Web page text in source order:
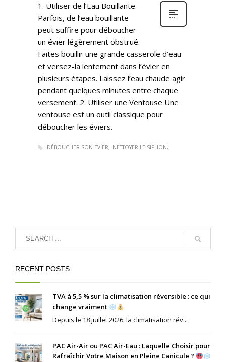
1. Utiliser de l’Eau Bouillante
Parfois, de l’eau bouillante
peut suffire pour déboucher
un évier légèrement obstrué.
Faites bouillir une grande casserole d’eau
et versez-la lentement dans l’évier en
plusieurs étapes. Laissez l’eau chaude agir
pendant quelques minutes entre chaque
versement. 2. Utiliser une Ventouse Une
ventouse est un outil classique pour
déboucher les éviers.
DÉBOUCHER SON ÉVIER NETTOYER LE SIPHON
RECENT POSTS
TVA à 5,5 % sur la climatisation réversible : ce qui
change vraiment
Depuis le 18 juillet 2026, la climatisation rév...
PAC Air-Air ou PAC Air-Eau : Laquelle Choisir pour
Rafraîchir Votre Maison en Pleine Canicule ?